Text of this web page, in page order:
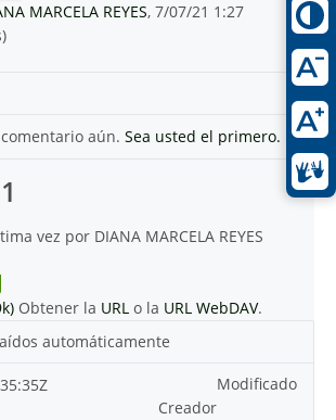
MARCELA REYES, 7/07/21 1:27
aún. Sea usted el primero.
vez por DIANA MARCELA REYES
Obtener la URL o la URL WebDAV.
automáticamente
Modificado
Creador